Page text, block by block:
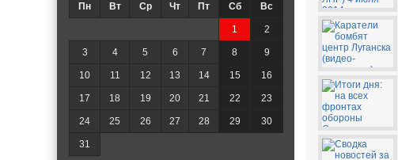
Пн
Вт Ср Чт Пт Сб Вс
1 2
3 4 5 6 7 8 9
10 11 12 13 14 15 16
17 18 19 20 21 22 23
24 25 26 27 28 29 30
31